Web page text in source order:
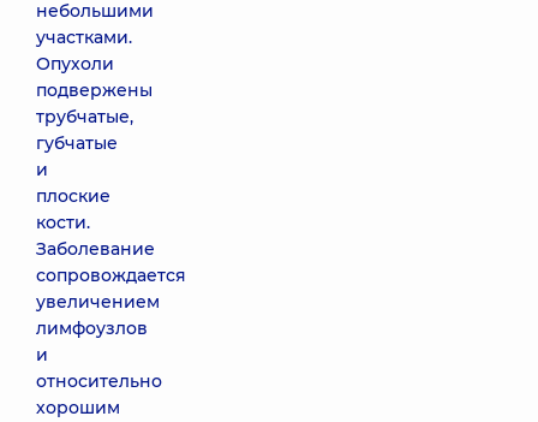
небольшими
участками.
Опухоли
подвержены
трубчатые,
губчатые
и
плоские
кости.
Заболевание
сопровождается
увеличением
лимфоузлов
и
относительно
хорошим